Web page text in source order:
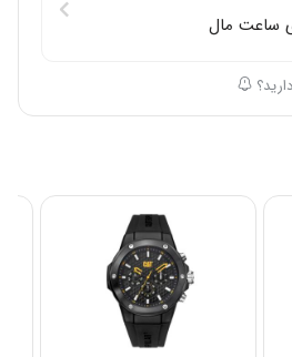
ساعت مال